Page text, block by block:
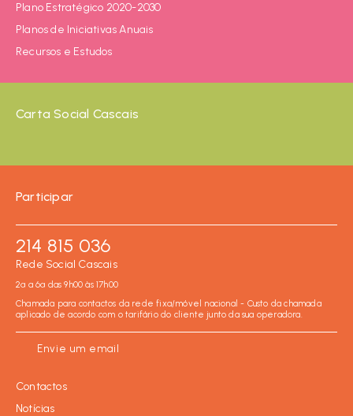
Plano Estratégico 2020-2030
Planos de Iniciativas Anuais
Recursos e Estudos
Carta Social Cascais
Participar
214 815 036
Rede Social Cascais
2ª a 6ª das 9h00 às 17h00
Chamada para contactos da rede fixa/móvel nacional - Custo da chamada
aplicado de acordo com o tarifário do cliente junto da sua operadora.
Envie um email
Contactos
Notícias